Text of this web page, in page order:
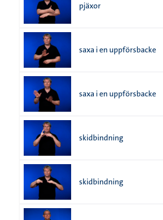
pjäxor
saxa i en uppförsbacke
saxa i en uppförsbacke
skidbindning
skidbindning